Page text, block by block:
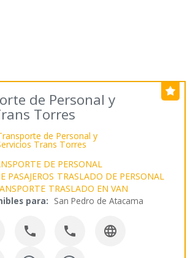
de Personal y
Torres
DE PERSONAL
PASAJEROS TRASLADO DE PERSONAL
TRASLADO EN VAN
para: San Pedro de Atacama
  